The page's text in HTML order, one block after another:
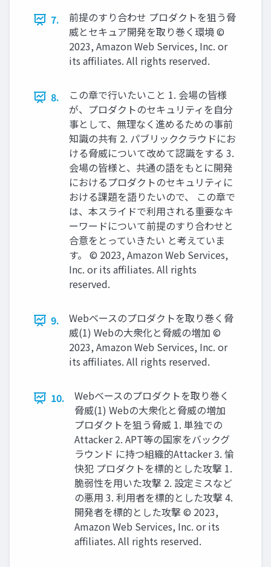
7.
前提のすり合わせ プロダクトを狙う脅
威とセキュア開発を取り巻く環境 ©
2023, Amazon Web Services, Inc. or
its affiliates. All rights reserved.
8.
この章で行いたいこと 1. 会場の皆様
が、プロダクトのセキュリティを自分
事として、無理なく進めるための事前
知識の共有 2. パブリッククラウドにお
ける脅威について改めて認識をする 3.
会場の皆様と、共通の語をもとに開発
におけるプロダクトのセキュリティに
おける課題を語りたいので、 この章で
は、本スライドで利用される重要なキ
ーワードについて前提のすり合わせと
合意をとっていきたい と考えていま
す。 © 2023, Amazon Web Services,
Inc. or its affiliates. All rights
reserved.
9.
Webベースのプロダクトを取り巻く脅
威(1) Webの大衆化と脅威の増加 ©
2023, Amazon Web Services, Inc. or
its affiliates. All rights reserved.
10.
Webベースのプロダクトを取り巻く
脅威(1) Webの大衆化と脅威の増加
プロダクトを狙う脅威 1. 単独での
Attacker 2. APT等の国家をバックグ
ラウンド に持つ組織的Attacker 3. 愉
快犯 プロダクトを標的とした攻撃 1.
脆弱性を用いた攻撃 2. 設定ミスなど
の悪用 3. 利用者を標的とした攻撃 4.
開発者を標的とした攻撃 © 2023,
Amazon Web Services, Inc. or its
affiliates. All rights reserved.